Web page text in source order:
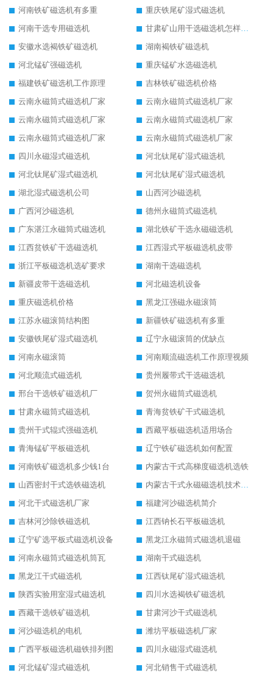
河南铁矿磁选机有多重
重庆铁尾矿湿式磁选机
河南干选专用磁选机
甘肃矿山用干选磁选机怎样调磁
安徽水选褐铁矿磁选机
湖南褐铁矿磁选机
河北锰矿强磁选机
重庆锰矿水选磁选机
福建铁矿磁选机工作原理
吉林铁矿磁选机价格
云南永磁筒式磁选机厂家
云南永磁筒式磁选机厂家
云南永磁筒式磁选机厂家
云南永磁筒式磁选机厂家
云南永磁筒式磁选机厂家
云南永磁筒式磁选机厂家
四川永磁湿式磁选机
河北钛尾矿湿式磁选机
河北钛尾矿湿式磁选机
河北钛尾矿湿式磁选机
湖北湿式磁选机公司
山西河沙磁选机
广西河沙磁选机
德州永磁筒式磁选机
广东湛江永磁筒式磁选机
湖北铁矿干选永磁磁选机
江西贫铁矿干选磁选机
江西湿式平板磁选机皮带
浙江平板磁选机选矿要求
湖南干选磁选机
新疆皮带干选磁选机
河北磁选机设备
重庆磁选机价格
黑龙江强磁永磁滚筒
江苏永磁滚筒结构图
新疆铁矿磁选机有多重
安徽铁尾矿湿式磁选机
辽宁永磁滚筒的优缺点
河南永磁滚筒
河南顺流磁选机工作原理视频
河北顺流式磁选机
贵州履带式干选磁选机
邢台干选铁矿磁选机厂
贺州永磁筒式磁选机
甘肃永磁筒式磁选机
青海贫铁矿干式磁选机
贵州干式辊式强磁选机
西藏平板磁选机适用场合
青海锰矿平板磁选机
辽宁铁矿磁选机如何配置
河南铁矿磁选机多少钱1台
内蒙古干式高梯度磁选机选铁
山西密封干式选铁磁选机
内蒙古干式永磁磁选机技术要求
河北干式磁选机厂家
福建河沙磁选机简介
吉林河沙除铁磁选机
江西钠长石平板磁选机
辽宁矿选平板式磁选机设备
黑龙江永磁筒式磁选机退磁
河南永磁筒式磁选机筒瓦
湖南干式磁选机
黑龙江干式磁选机
江西钛尾矿湿式磁选机
陕西实验用室湿式磁选机
四川水选褐铁矿磁选机
西藏干选铁矿磁选机
甘肃河沙干式磁选机
河沙磁选机的电机
潍坊平板磁选机厂家
广西平板磁选机磁铁排列图
四川永磁湿式磁选机
河北锰矿湿式磁选机
河北销售干式磁选机